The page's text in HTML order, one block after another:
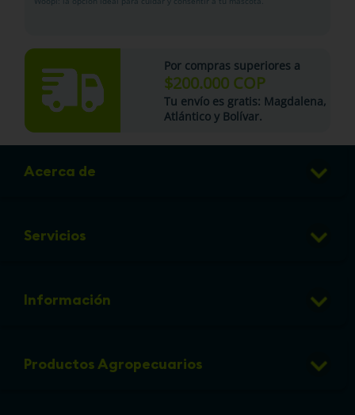
Por compras superiores a
$200.000 COP
Tu envío es gratis: Magdalena,
Atlántico y Bolívar.
Acerca de
Club de Puntos
Preguntas frecuentes
Linea de transparencia
Servicios
Veterinaria
Eventos
Información
info@micorral.com
Productos Agropecuarios